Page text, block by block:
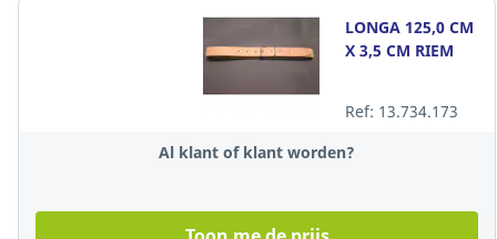
LONGA 125,0 CM
X 3,5 CM RIEM
Ref: 13.734.173
Al klant of klant worden?